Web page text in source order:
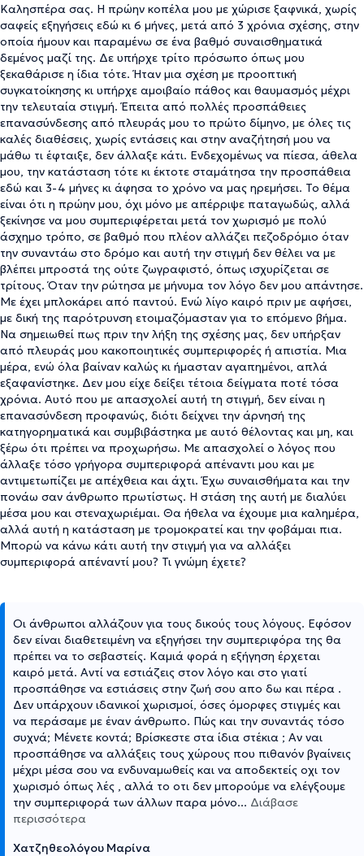
Καλησπέρα σας. Η πρώην κοπέλα μου με χώρισε ξαφνικά, χωρίς
σαφείς εξηγήσεις εδώ κι 6 μήνες, μετά από 3 χρόνια σχέσης, στην
οποία ήμουν και παραμένω σε ένα βαθμό συναισθηματικά
δεμένος μαζί της. Δε υπήρχε τρίτο πρόσωπο όπως μου
ξεκαθάρισε η ίδια τότε. Ήταν μια σχέση με προοπτική
συγκατοίκησης κι υπήρχε αμοιβαίο πάθος και θαυμασμός μέχρι
την τελευταία στιγμή. Έπειτα από πολλές προσπάθειες
επανασύνδεσης από πλευράς μου το πρώτο δίμηνο, με όλες τις
καλές διαθέσεις, χωρίς εντάσεις και στην αναζήτησή μου να
μάθω τι έφταιξε, δεν άλλαξε κάτι. Ενδεχομένως να πίεσα, άθελα
μου, την κατάσταση τότε κι έκτοτε σταμάτησα την προσπάθεια
εδώ και 3-4 μήνες κι άφησα το χρόνο να μας ηρεμήσει. Το θέμα
είναι ότι η πρώην μου, όχι μόνο με απέρριψε παταγωδώς, αλλά
ξεκίνησε να μου συμπεριφέρεται μετά τον χωρισμό με πολύ
άσχημο τρόπο, σε βαθμό που πλέον αλλάζει πεζοδρόμιο όταν
την συναντάω στο δρόμο και αυτή την στιγμή δεν θέλει να με
βλέπει μπροστά της ούτε ζωγραφιστό, όπως ισχυρίζεται σε
τρίτους. Όταν την ρώτησα με μήνυμα τον λόγο δεν μου απάντησε.
Με έχει μπλοκάρει από παντού. Ενώ λίγο καιρό πριν με αφήσει,
με δική της παρότρυνση ετοιμαζόμασταν για το επόμενο βήμα.
Να σημειωθεί πως πριν την λήξη της σχέσης μας, δεν υπήρξαν
από πλευράς μου κακοποιητικές συμπεριφορές ή απιστία. Μια
μέρα, ενώ όλα βαίναν καλώς κι ήμασταν αγαπημένοι, απλά
εξαφανίστηκε. Δεν μου είχε δείξει τέτοια δείγματα ποτέ τόσα
χρόνια. Αυτό που με απασχολεί αυτή τη στιγμή, δεν είναι η
επανασύνδεση προφανώς, διότι δείχνει την άρνησή της
κατηγορηματικά και συμβιβάστηκα με αυτό θέλοντας και μη, και
ξέρω ότι πρέπει να προχωρήσω. Με απασχολεί ο λόγος που
άλλαξε τόσο γρήγορα συμπεριφορά απέναντι μου και με
αντιμετωπίζει με απέχθεια και άχτι. Έχω συναισθήματα και την
πονάω σαν άνθρωπο πρωτίστως. Η στάση της αυτή με διαλύει
μέσα μου και στεναχωριέμαι. Θα ήθελα να έχουμε μια καλημέρα,
αλλά αυτή η κατάσταση με τρομοκρατεί και την φοβάμαι πια.
Μπορώ να κάνω κάτι αυτή την στιγμή για να αλλάξει
συμπεριφορά απέναντί μου? Τι γνώμη έχετε?
Οι άνθρωποι αλλάζουν για τους δικούς τους λόγους. Εφόσον
δεν είναι διαθετειμένη να εξηγήσει την συμπεριφόρα της θα
πρέπει να το σεβαστείς. Καμιά φορά η εξήγηση έρχεται
καιρό μετά. Αντί να εστιάζεις στον λόγο και στο γιατί
προσπάθησε να εστιάσεις στην ζωή σου απο δω και πέρα .
Δεν υπάρχουν ιδανικοί χωρισμοί, όσες όμορφες στιγμές και
να περάσαμε με έναν άνθρωπο. Πώς και την συναντάς τόσο
συχνά; Mένετε κοντά; Βρίσκεστε στα ίδια στέκια ; Aν ναι
προσπάθησε να αλλάξεις τους χώρους που πιθανόν βγαίνεις
μέχρι μέσα σου να ενδυναμωθείς και να αποδεκτείς οχι τον
χωρισμό όπως λές , αλλά το οτι δεν μπορούμε να ελέγξουμε
την συμπεριφορά των άλλων παρα μόνο... Διάβασε
περισσότερα
Χατζηθεολόγου Μαρίνα